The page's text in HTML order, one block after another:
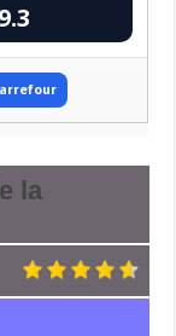
9.3
la